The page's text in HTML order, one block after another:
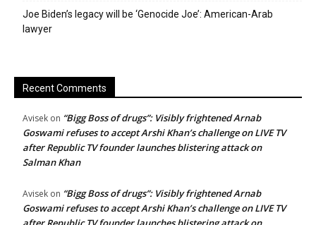
Joe Biden’s legacy will be ‘Genocide Joe’: American-Arab
lawyer
Recent Comments
Avisek on “Bigg Boss of drugs”: Visibly frightened Arnab
Goswami refuses to accept Arshi Khan’s challenge on LIVE TV
after Republic TV founder launches blistering attack on
Salman Khan
Avisek on “Bigg Boss of drugs”: Visibly frightened Arnab
Goswami refuses to accept Arshi Khan’s challenge on LIVE TV